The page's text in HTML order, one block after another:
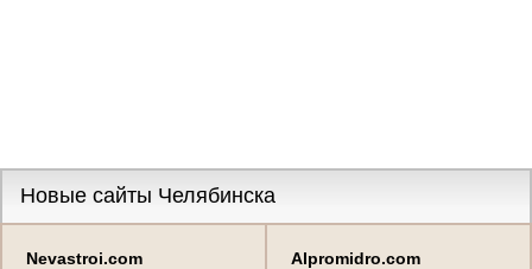
Новые сайты Челябинска
Nevastroi.com Alpromidro.com